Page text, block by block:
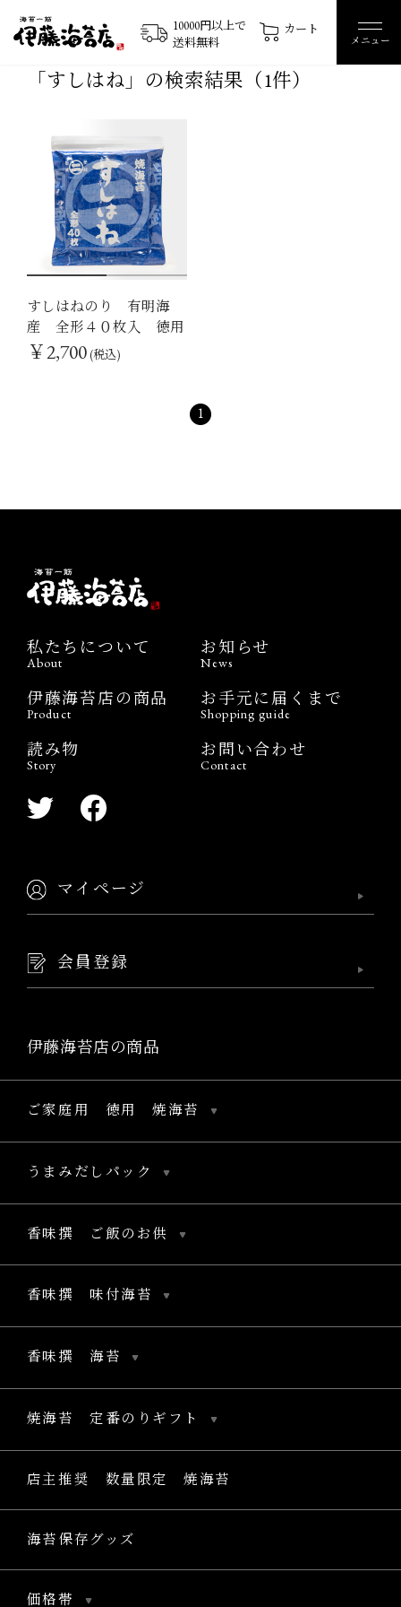
10000円以上で
送料無料
カート
メニュー
「すしはね」の検索結果 （1件）
1 2
すしはねのり 有明海
産 全形４０枚入 徳用
￥2,700(税込)
1
私たちについて
About
お知らせ
News
伊藤海苔店の商品
Product
お手元に届くまで
Shopping guide
読み物
Story
お問い合わせ
Contact
マイページ
会員登録
伊藤海苔店の商品
ご家庭用 徳用 焼海苔
うまみだしパック
香味撰 ご飯のお供
香味撰 味付海苔
香味撰 海苔
焼海苔 定番のりギフト
店主推奨 数量限定 焼海苔
海苔保存グッズ
価格帯